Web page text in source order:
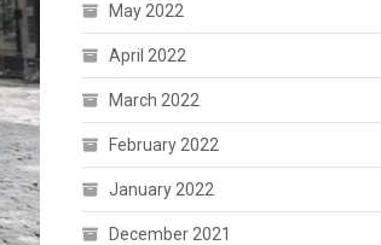
May 2022
April 2022
March 2022
February 2022
January 2022
December 2021